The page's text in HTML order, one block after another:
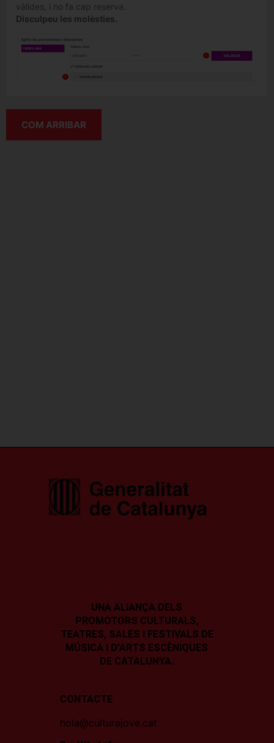
vàlides, i no fa cap reserva.
Disculpeu les molèsties.
COM ARRIBAR
UNA ALIANÇA DELS
PROMOTORS CULTURALS,
TEATRES, SALES I
FESTIVALS DE
MÚSICA I D’ARTS ESCÈNIQUES
DE CATALUNYA.
CONTACTE
hola@culturajove.cat